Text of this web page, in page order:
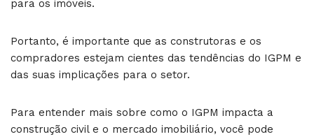
para os imóveis.
Portanto, é importante que as construtoras e os
compradores estejam cientes das tendências do IGPM e
das suas implicações para o setor.
Para entender mais sobre como o IGPM impacta a
construção civil e o mercado imobiliário, você pode